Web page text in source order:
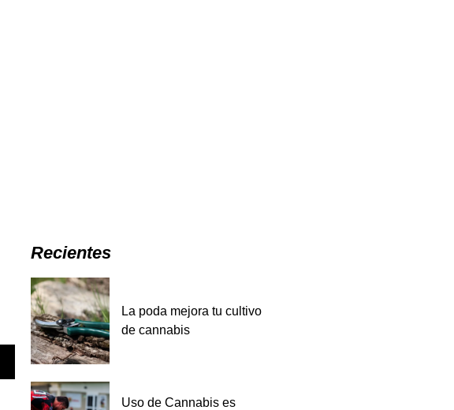
Recientes
La poda mejora tu cultivo
de cannabis
Uso de Cannabis es